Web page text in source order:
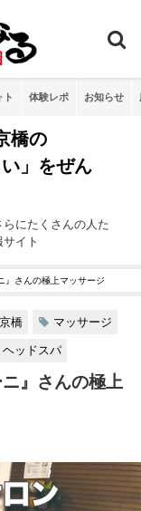
ト 体験レポ お知らせ
橋の
」をぜん
にたくさんの人た
イト
』さんの極上マッサージ
京橋 マッサージ
ヘッドスパ
』さんの極上